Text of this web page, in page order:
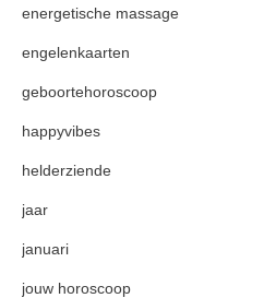
energetische massage
engelenkaarten
geboortehoroscoop
happyvibes
helderziende
jaar
januari
jouw horoscoop